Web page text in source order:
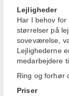
Lejligheder
Har I behov for
størrelser på
soveværelse,
Lejlighederne
medarbejdere
Ring og forhør
Priser